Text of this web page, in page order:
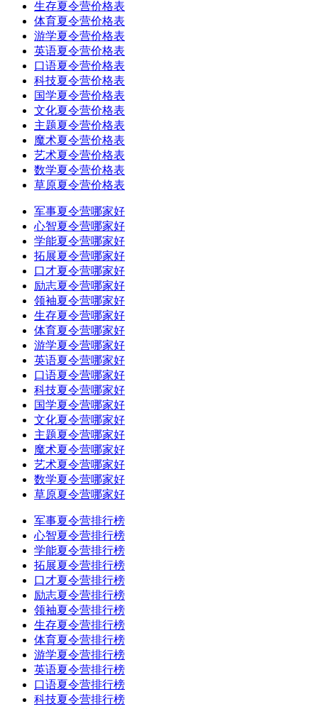
生存夏令营价格表
体育夏令营价格表
游学夏令营价格表
英语夏令营价格表
口语夏令营价格表
科技夏令营价格表
国学夏令营价格表
文化夏令营价格表
主题夏令营价格表
魔术夏令营价格表
艺术夏令营价格表
数学夏令营价格表
草原夏令营价格表
军事夏令营哪家好
心智夏令营哪家好
学能夏令营哪家好
拓展夏令营哪家好
口才夏令营哪家好
励志夏令营哪家好
领袖夏令营哪家好
生存夏令营哪家好
体育夏令营哪家好
游学夏令营哪家好
英语夏令营哪家好
口语夏令营哪家好
科技夏令营哪家好
国学夏令营哪家好
文化夏令营哪家好
主题夏令营哪家好
魔术夏令营哪家好
艺术夏令营哪家好
数学夏令营哪家好
草原夏令营哪家好
军事夏令营排行榜
心智夏令营排行榜
学能夏令营排行榜
拓展夏令营排行榜
口才夏令营排行榜
励志夏令营排行榜
领袖夏令营排行榜
生存夏令营排行榜
体育夏令营排行榜
游学夏令营排行榜
英语夏令营排行榜
口语夏令营排行榜
科技夏令营排行榜